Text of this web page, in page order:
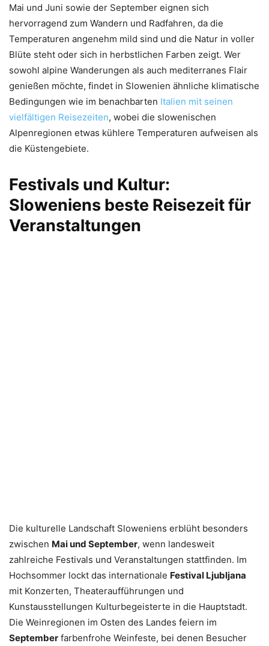
Mai und Juni sowie der September eignen sich
hervorragend zum Wandern und Radfahren, da die
Temperaturen angenehm mild sind und die Natur in voller
Blüte steht oder sich in herbstlichen Farben zeigt. Wer
sowohl alpine Wanderungen als auch mediterranes Flair
genießen möchte, findet in Slowenien ähnliche klimatische
Bedingungen wie im benachbarten Italien mit seinen
vielfältigen Reisezeiten, wobei die slowenischen
Alpenregionen etwas kühlere Temperaturen aufweisen als
die Küstengebiete.
Festivals und Kultur:
Sloweniens beste Reisezeit für
Veranstaltungen
Die kulturelle Landschaft Sloweniens erblüht besonders
zwischen Mai und September, wenn landesweit
zahlreiche Festivals und Veranstaltungen stattfinden. Im
Hochsommer lockt das internationale Festival Ljubljana
mit Konzerten, Theateraufführungen und
Kunstausstellungen Kulturbegeisterte in die Hauptstadt.
Die Weinregionen im Osten des Landes feiern im
September farbenfrohe Weinfeste, bei denen Besucher